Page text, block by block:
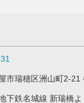
市瑞穂区洲山町2-21
下鉄名城線 新瑞橋